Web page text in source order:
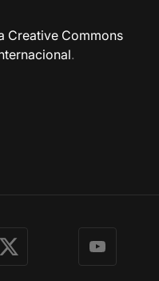
Creative Commons
.
X YouTube